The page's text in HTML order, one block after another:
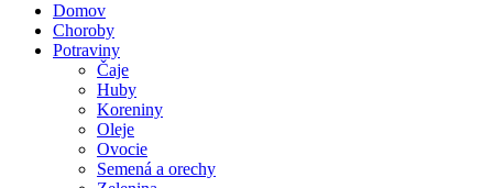
Domov
Choroby
Potraviny
Čaje
Huby
Koreniny
Oleje
Ovocie
Semená a orechy